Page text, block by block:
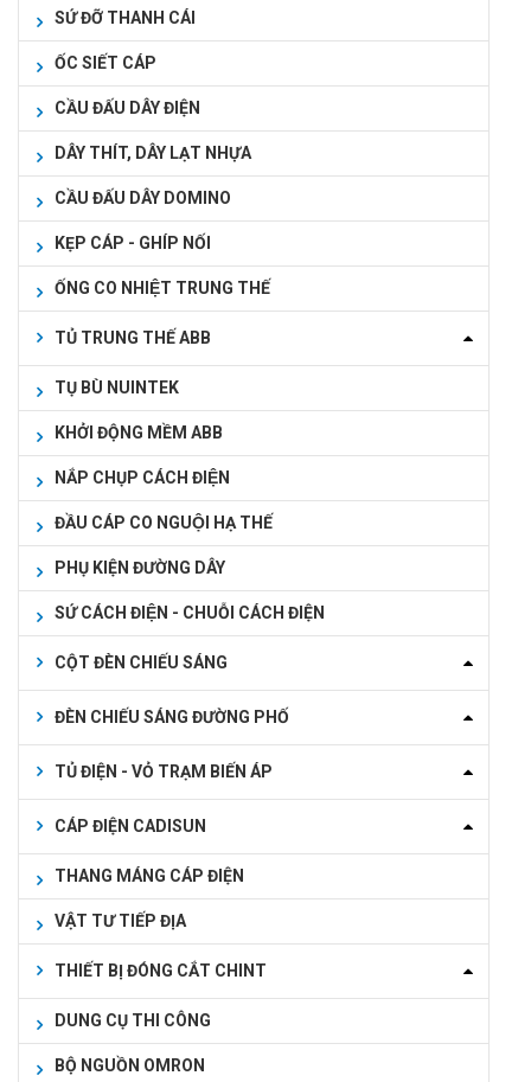
SỨ ĐỠ THANH CÁI
ỐC SIẾT CÁP
CẦU ĐẤU DÂY ĐIỆN
DÂY THÍT, DÂY LẠT NHỰA
CẦU ĐẤU DÂY DOMINO
KẸP CÁP - GHÍP NỐI
ỐNG CO NHIỆT TRUNG THẾ
TỦ TRUNG THẾ ABB
TỤ BÙ NUINTEK
KHỞI ĐỘNG MỀM ABB
NẮP CHỤP CÁCH ĐIỆN
ĐẦU CÁP CO NGUỘI HẠ THẾ
PHỤ KIỆN ĐƯỜNG DÂY
SỨ CÁCH ĐIỆN - CHUỖI CÁCH ĐIỆN
CỘT ĐÈN CHIẾU SÁNG
ĐÈN CHIẾU SÁNG ĐƯỜNG PHỐ
TỦ ĐIỆN - VỎ TRẠM BIẾN ÁP
CÁP ĐIỆN CADISUN
THANG MÁNG CÁP ĐIỆN
VẬT TƯ TIẾP ĐỊA
THIẾT BỊ ĐÓNG CẮT CHINT
DUNG CỤ THI CÔNG
BỘ NGUỒN OMRON